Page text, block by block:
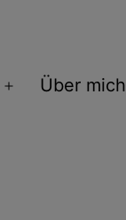
Menü
Über mich